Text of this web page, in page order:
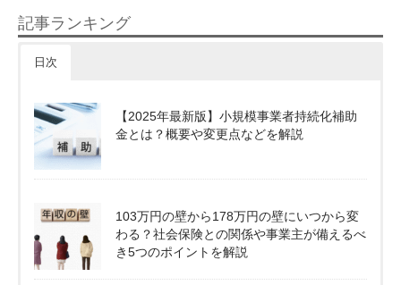
記事ランキング
日次
【2025年最新版】小規模事業者持続化補助
金とは？概要や変更点などを解説
103万円の壁から178万円の壁にいつから変
わる？社会保険との関係や事業主が備えるべ
き5つのポイントを解説